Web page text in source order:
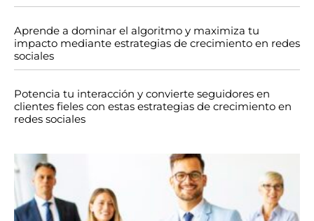
Aprende a dominar el algoritmo y maximiza tu
impacto mediante estrategias de crecimiento en redes
sociales
Potencia tu interacción y convierte seguidores en
clientes fieles con estas estrategias de crecimiento en
redes sociales